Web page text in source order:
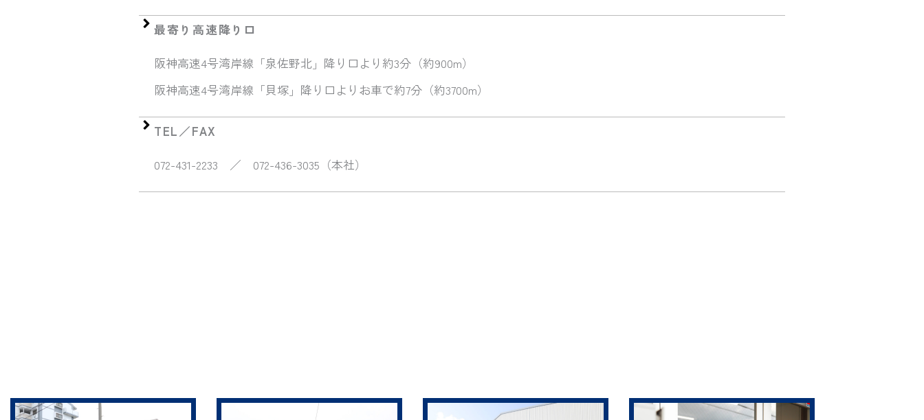
最寄り高速降り口
阪神高速4号湾岸線「泉佐野北」降り口より約3分（約900m）
阪神高速4号湾岸線「貝塚」降り口よりお車で約7分（約3700m）
TEL／FAX
072-431-2233 ／ 072-436-3035（本社）